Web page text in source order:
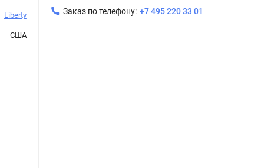
Liberty
США
Заказ по телефону: +7 495 220 33 01